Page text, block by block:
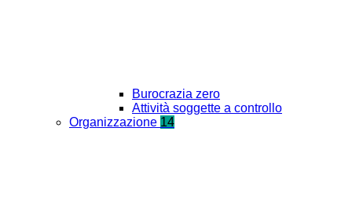
Burocrazia zero
Attività soggette a controllo
Organizzazione 14